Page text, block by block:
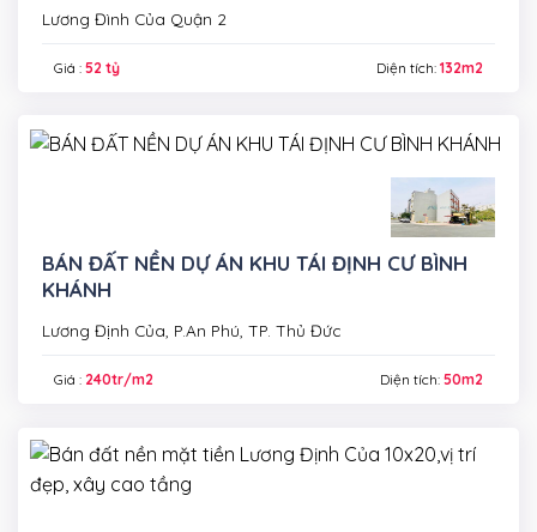
Lương Đình Của Quận 2
Giá : 52 tỷ Diện tích:132m2
BÁN ĐẤT NỀN DỰ ÁN KHU TÁI ĐỊNH CƯ BÌNH
KHÁNH
Lương Định Của, P.An Phú, TP. Thủ Đức
Giá : 240tr/m2 Diện tích:50m2